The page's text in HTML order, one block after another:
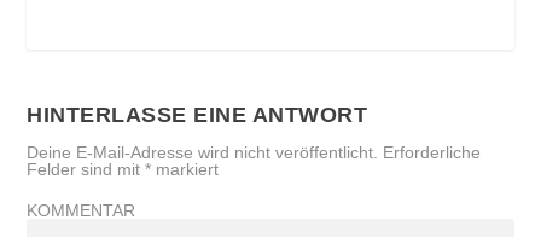
HINTERLASSE EINE ANTWORT
Deine E-Mail-Adresse wird nicht veröffentlicht. Erforderliche
Felder sind mit* markiert
KOMMENTAR